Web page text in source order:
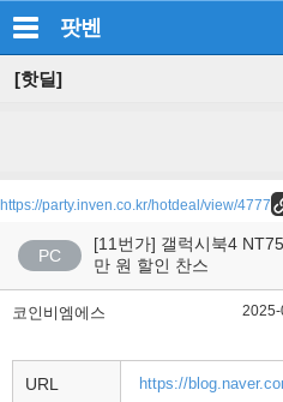
팟벤
[핫딜]
https://party.inven.co.kr/hotdeal/view/4777
PC
[11번가] 갤럭시북4
만 원 할인 찬스
코인비엠에스
URL https://